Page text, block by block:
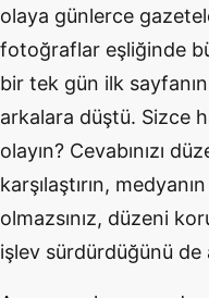
olaya günlerce
fotoğraflar eşliğinde
bir tek gün ilk
arkalara düştü. Sizce
olayın? Cevabınızı
karşılaştırın,
olmazsınız, düzeni
işlev sürdürdüğünü de